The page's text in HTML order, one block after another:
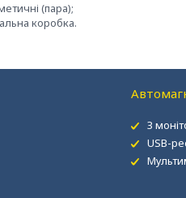
(пара);
коробка.
З
USB-